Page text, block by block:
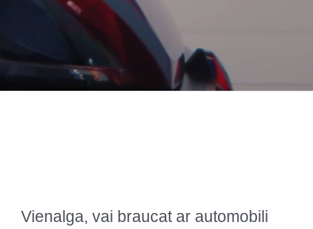
Vienalga, vai braucat ar automobili